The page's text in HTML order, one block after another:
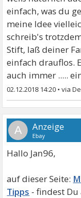
einfach, was du
meine Idee
schreib's
Stift, laß deiner
einfach drauflos.
auch immer .....
02.12.2018 14:20 •
A
Hallo Jan96,
Tipps